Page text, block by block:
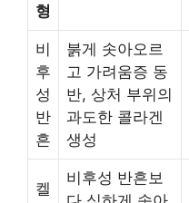
형
비
후
성
반
흔
붉게 솟아오르
고 가려움증 동
반, 상처 부위의
과도한 콜라겐
생성
켈
비후성 반흔보